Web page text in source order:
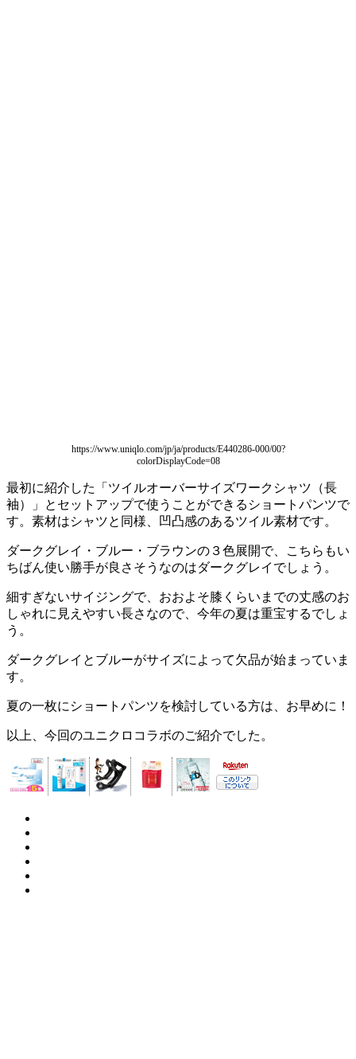
https://www.uniqlo.com/jp/ja/products/E440286-000/00?
colorDisplayCode=08
最初に紹介した「ツイルオーバーサイズワークシャツ（長
袖）」とセットアップで使うことができるショートパンツで
す。素材はシャツと同様、凹凸感のあるツイル素材です。
ダークグレイ・ブルー・ブラウンの３色展開で、こちらもい
ちばん使い勝手が良さそうなのはダークグレイでしょう。
細すぎないサイジングで、おおよそ膝くらいまでの丈感のお
しゃれに見えやすい長さなので、今年の夏は重宝するでしょ
う。
ダークグレイとブルーがサイズによって欠品が始まっていま
す。
夏の一枚にショートパンツを検討している方は、お早めに！
以上、今回のユニクロコラボのご紹介でした。